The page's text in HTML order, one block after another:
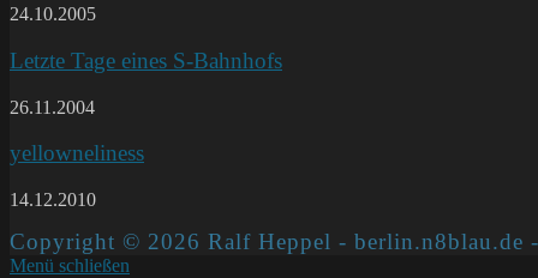
24.10.2005
Letzte Tage eines S-Bahnhofs
26.11.2004
yellowneliness
14.12.2010
Copyright © 2026 Ralf Heppel - berlin.n8blau.de
Menü schließen